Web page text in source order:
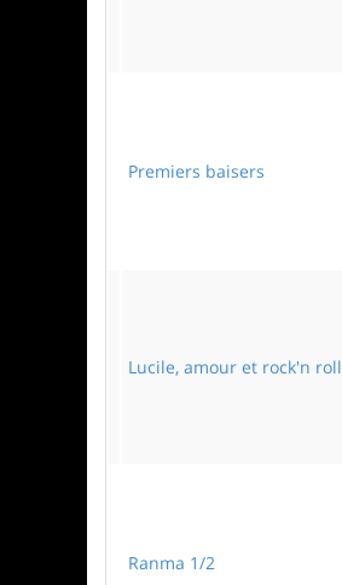
Premiers baisers
Lucile, amour et rock'n roll
Ranma 1/2